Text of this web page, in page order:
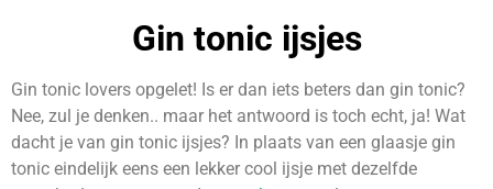
Gin tonic ijsjes
Gin tonic lovers opgelet! Is er dan iets beters dan gin tonic?
Nee, zul je denken.. maar het antwoord is toch echt, ja! Wat
dacht je van gin tonic ijsjes? In plaats van een glaasje gin
tonic eindelijk eens een lekker cool ijsje met dezelfde